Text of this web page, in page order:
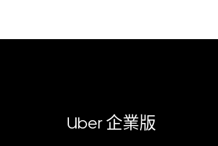
Uber 企業版